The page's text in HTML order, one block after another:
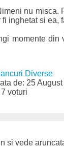
nu
inghetat si ea,
momente din
Diverse
de: 25
voturi
si vede